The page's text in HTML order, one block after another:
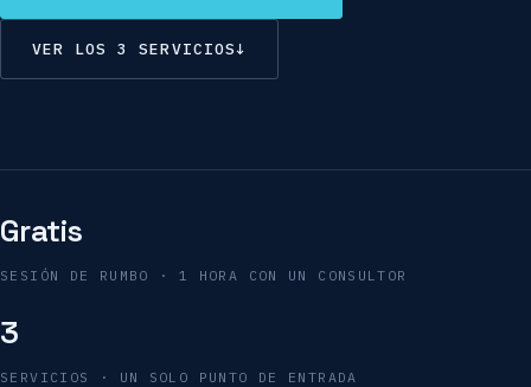
VER LOS 3 SERVICIOS↓
Gratis
SESIÓN DE RUMBO · 1 HORA CON UN CONSULTOR
3
SERVICIOS · UN SOLO PUNTO DE ENTRADA